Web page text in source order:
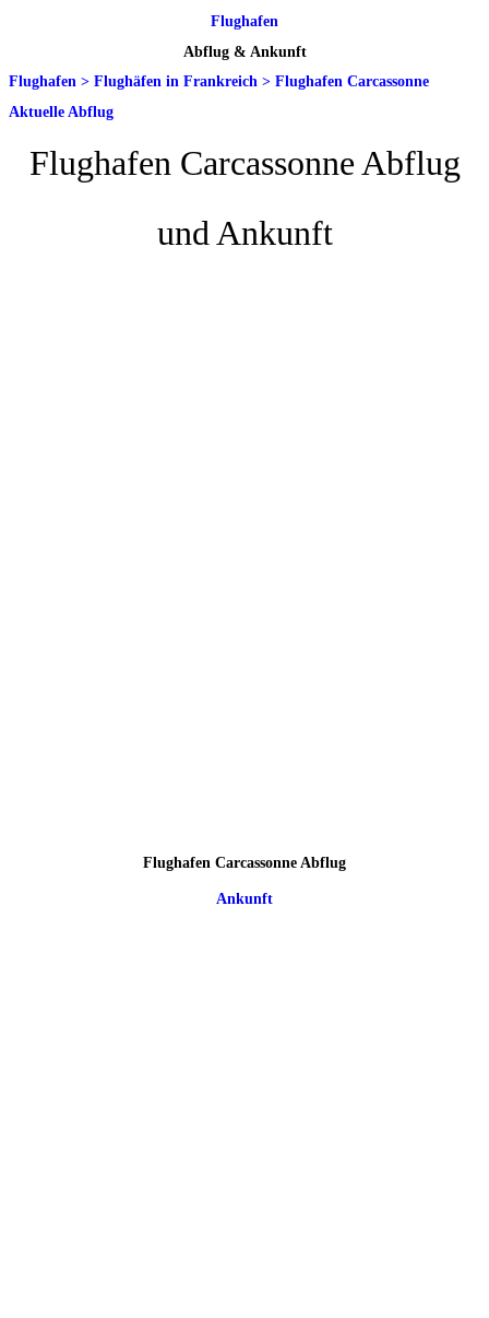
Flughafen
Abflug & Ankunft
Flughafen > Flughäfen in Frankreich > Flughafen Carcassonne
Aktuelle Abflug
Flughafen Carcassonne Abflug
und Ankunft
Flughafen Carcassonne Abflug
Ankunft